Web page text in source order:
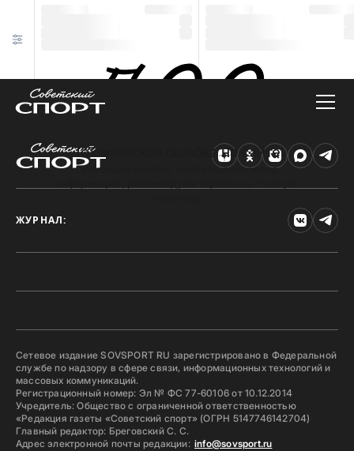
Техническая ошибка на сайте
Произошла ошибка. Чтобы найти нужную
ЖУРНАЛ:
Сетевое издание SOVSPORT RU зарегистрировано в Федеральной
службе по надзору в сфере связи, информационных технологий и
массовых коммуникаций.
Регистрационный номер: Эл № ФС 77-60106 от 10.12.2014
Учредитель: Общество с ограниченной ответственностью
«Редакция газеты «Советский спорт» (ОГРН 5147746142704)
Главный редактор: Бреговский С. С.
Адрес электронной почты редакции: info@sovsport.ru